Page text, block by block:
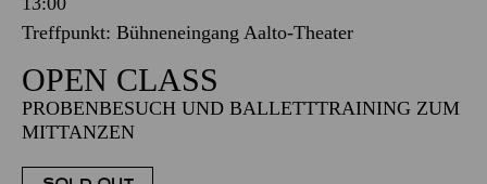
Treffpunkt: Bühneneingang Aalto-Theater
OPEN CLASS
PROBENBESUCH UND BALLETTTRAINING ZUM
MITTANZEN